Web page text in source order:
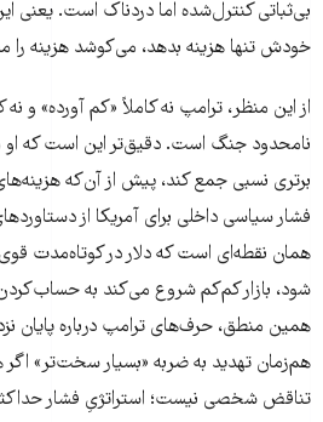
بی‌ثباتی کنترل‌شده اما دردناک است. یعنی
خودش تنها هزینه بدهد، می‌کوشد هزینه را
از این منظر، ترامپ نه کاملاً «کم آورده» و
نامحدود جنگ است. دقیق‌تر این است که
برتری نسبی جمع کند، پیش از آن‌که
فشار سیاسی داخلی برای آمریکا از
همان نقطه‌ای است که دلار در کوتاه‌مدت
شود، بازار کم‌کم شروع می‌کند به
همین منطق، حرف‌های ترامپ درباره پایان
هم‌زمان تهدید به ضربه «بسیار سخت‌تر»
تناقض شخصی نیست؛ استراتژیِ فشار